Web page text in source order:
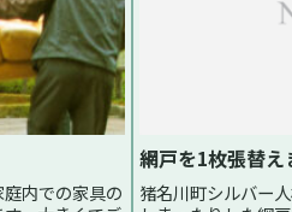
内での家具の
網戸を1枚張替え
猪名川町シルバー